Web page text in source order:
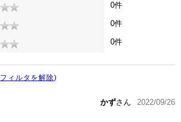
0件
0件
0件
フィルタを解除)
かずさん 2022/09/26